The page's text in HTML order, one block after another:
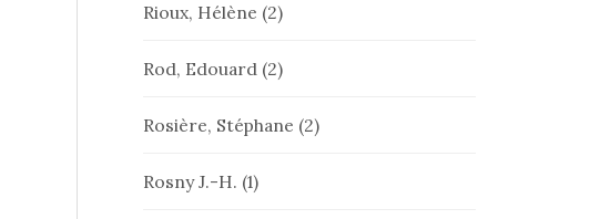
Rioux, Hélène (2)
Rod, Edouard (2)
Rosière, Stéphane (2)
Rosny J.-H. (1)